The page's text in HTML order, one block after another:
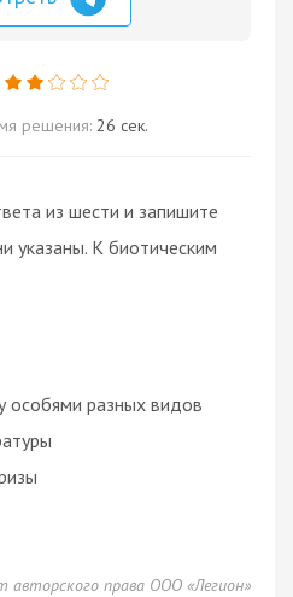
решения: 26 сек.
из шести и запишите
указаны. К биотическим
особями разных видов
авторского права ООО «Легион»